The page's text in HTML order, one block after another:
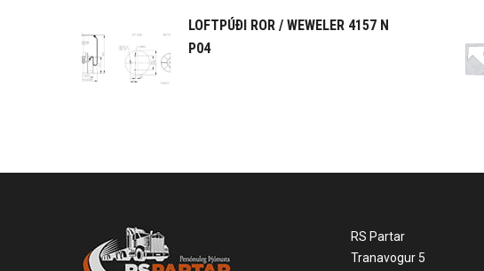
LOFTPÚÐI ROR / WEWELER 4157 N
P04
RS Partar
Tranavogur 5